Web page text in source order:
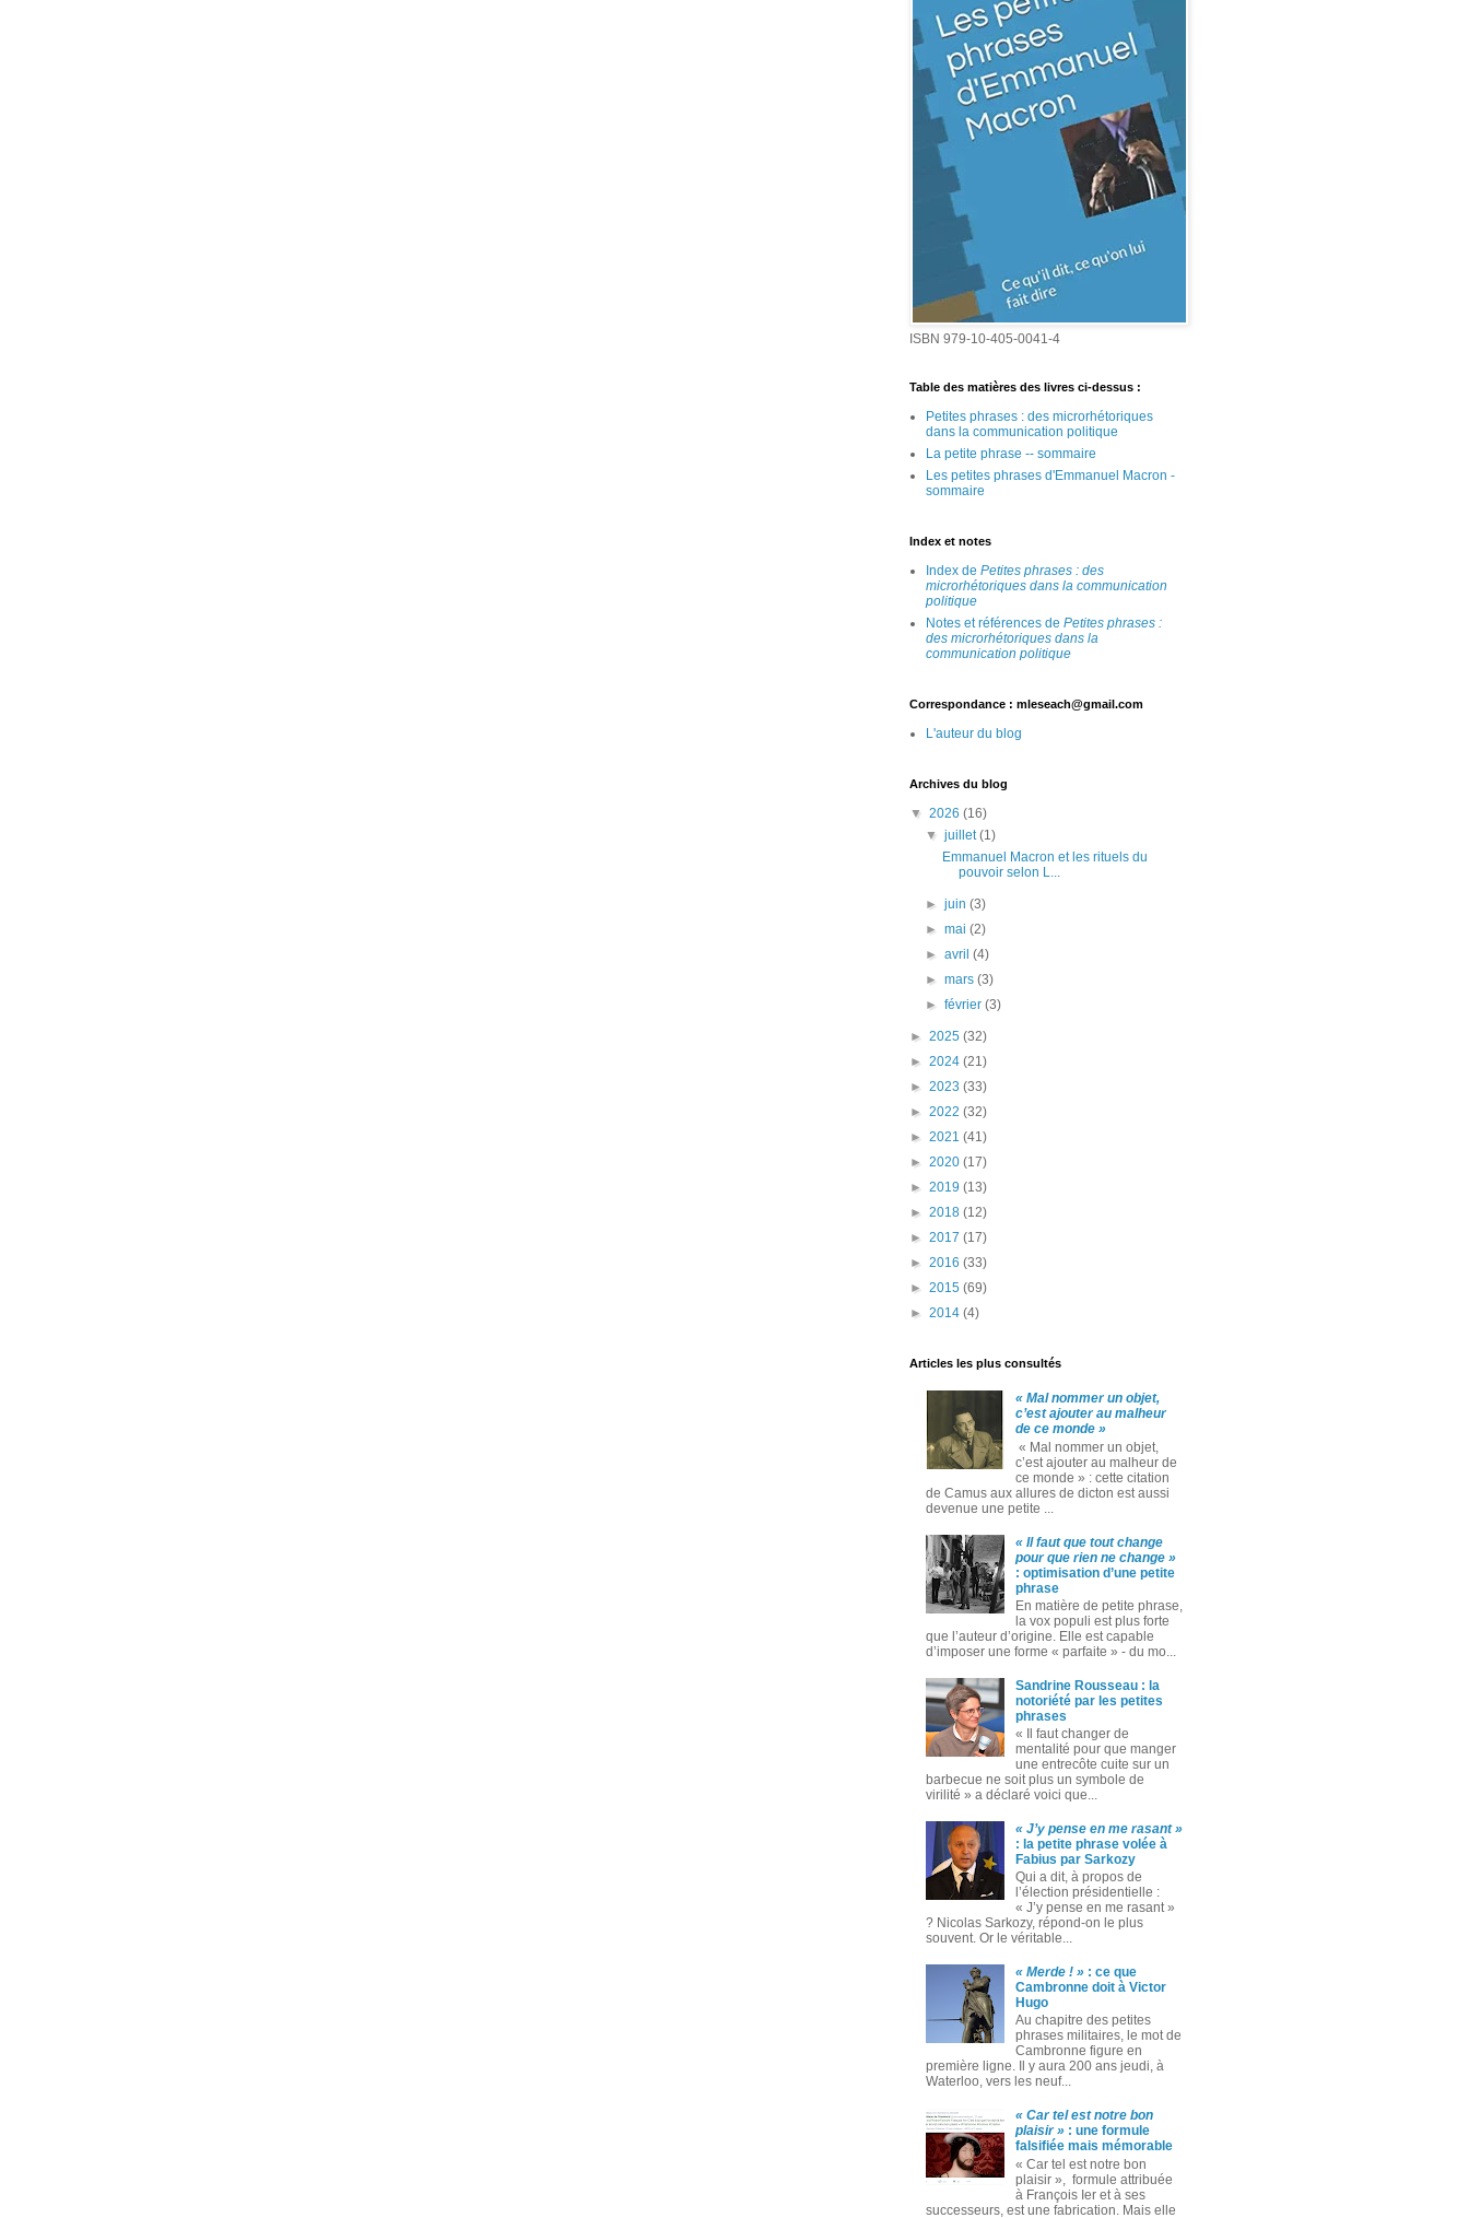
ISBN 979-10-405-0041-4
Table des matières des livres ci-dessus :
Petites phrases : des microrhétoriques
dans la communication politique
La petite phrase -- sommaire
Les petites phrases d'Emmanuel Macron -
sommaire
Index et notes
Index de Petites phrases : des
microrhétoriques dans la communication
politique
Notes et références de Petites phrases :
des microrhétoriques dans la
communication politique
Correspondance : mleseach@gmail.com
L'auteur du blog
Archives du blog
▼ 2026 (16)
▼juillet(1)
Emmanuel Macron et les rituels du
pouvoir selon L...
►juin(3)
►mai(2)
►avril(4)
►mars(3)
►février(3)
► 2025 (32)
► 2024 (21)
► 2023 (33)
► 2022 (32)
► 2021 (41)
► 2020 (17)
► 2019 (13)
► 2018 (12)
► 2017 (17)
► 2016 (33)
► 2015 (69)
► 2014 (4)
Articles les plus consultés
« Mal nommer un objet,
c’est ajouter au malheur
de ce monde »
« Mal nommer un objet,
c’est ajouter au malheur de
ce monde » : cette citation
de Camus aux allures de dicton est aussi
devenue une petite ...
« Il faut que tout change
pour que rien ne change »
: optimisation d’une petite
phrase
En matière de petite phrase,
la vox populi est plus forte
que l’auteur d’origine. Elle est capable
d’imposer une forme « parfaite » ‑ du mo...
Sandrine Rousseau : la
notoriété par les petites
phrases
« Il faut changer de
mentalité pour que manger
une entrecôte cuite sur un
barbecue ne soit plus un symbole de
virilité » a déclaré voici que...
« J’y pense en me rasant »
: la petite phrase volée à
Fabius par Sarkozy
Qui a dit, à propos de
l’élection présidentielle :
« J’y pense en me rasant »
? Nicolas Sarkozy, répond-on le plus
souvent. Or le véritable...
« Merde ! »: ce que
Cambronne doit à Victor
Hugo
Au chapitre des petites
phrases militaires, le mot de
Cambronne figure en
première ligne. Il y aura 200 ans jeudi, à
Waterloo, vers les neuf...
« Car tel est notre bon
plaisir »: une formule
falsifiée mais mémorable
« Car tel est notre bon
plaisir », formule attribuée
à François Ier et à ses
successeurs, est une fabrication. Mais elle